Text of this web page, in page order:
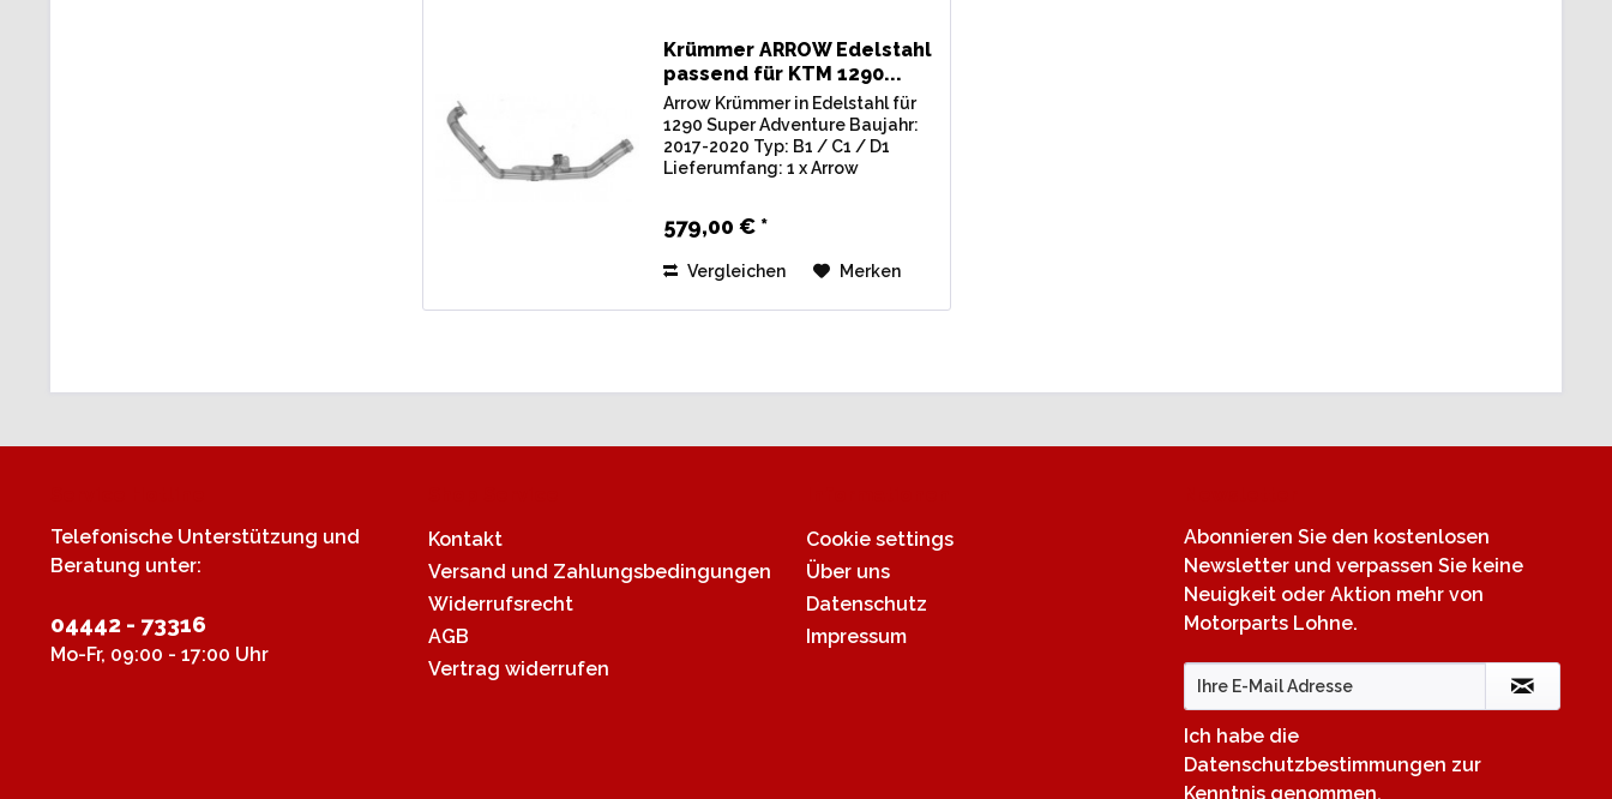
Krümmer ARROW Edelstahl
passend für KTM 1290...
Arrow Krümmer in Edelstahl für
1290 Super Adventure Baujahr:
2017-2020 Typ: B1 / C1 / D1
Lieferumfang: 1 x Arrow
Edelstahl Racing Krümmer ohne
Die Krümmer von...
579,00 € *
Vergleichen Merken
Telefonische Unterstützung und
Beratung unter:
04442 - 73316
Mo-Fr, 09:00 - 17:00 Uhr
Kontakt
Versand und Zahlungsbedingungen
Widerrufsrecht
AGB
Vertrag widerrufen
Cookie settings
Über uns
Datenschutz
Impressum
Abonnieren Sie den kostenlosen
Newsletter und verpassen Sie keine
Neuigkeit oder Aktion mehr von
Motorparts Lohne.
Ich habe die
Datenschutzbestimmungen zur
Kenntnis genommen.